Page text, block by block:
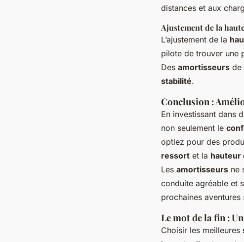
distances et aux
Ajustement de la
L’ajustement de la
pilote de trouver une
Des amortisseurs de
stabilité.
Conclusion :
En investissant dans
non seulement le
optiez pour des
ressort et la hauteur
Les amortisseurs ne
conduite agréable et
prochaines aventures
Le mot de la fin :
Choisir les meilleures